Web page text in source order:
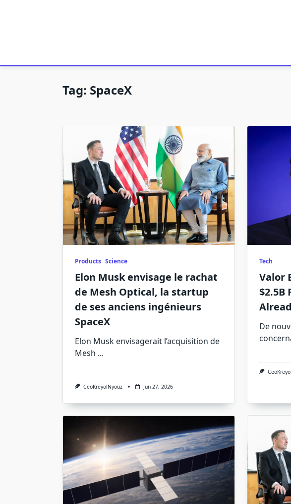
Tag: SpaceX
Products Science
Elon Musk envisage le rachat
de Mesh Optical, la startup
de ses anciens ingénieurs
SpaceX
Elon Musk envisagerait l’acquisition de
Mesh ...
CeoKreyolNyouz Jun 27, 2026
Tech
Valor
$2.5B
De